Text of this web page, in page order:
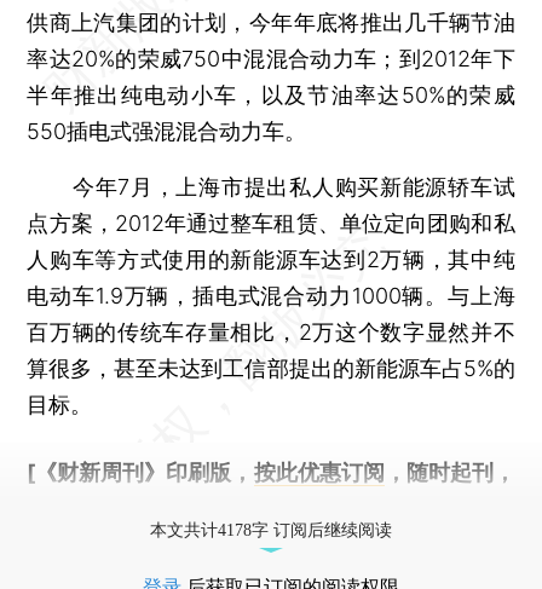
供商上汽集团的计划，今年年底将推出几千辆节油
率达20%的荣威750中混混合动力车；到2012年下
半年推出纯电动小车，以及节油率达50%的荣威
550插电式强混混合动力车。
今年7月，上海市提出私人购买新能源轿车试
点方案，2012年通过整车租赁、单位定向团购和私
人购车等方式使用的新能源车达到2万辆，其中纯
电动车1.9万辆，插电式混合动力1000辆。与上海
百万辆的传统车存量相比，2万这个数字显然并不
算很多，甚至未达到工信部提出的新能源车占5%的
目标。
[《财新周刊》印刷版， 按此优惠订阅 ，随时起刊，
本文共计4178字 订阅后继续阅读